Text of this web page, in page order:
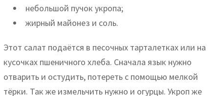
небольшой пучок укропа;
жирный майонез и соль.
Этот салат подаётся в песочных тарталетках или на
кусочках пшеничного хлеба. Сначала язык нужно
отварить и остудить, потереть с помощью мелкой
тёрки. Так же измельчить нужно и огурцы. Укроп же